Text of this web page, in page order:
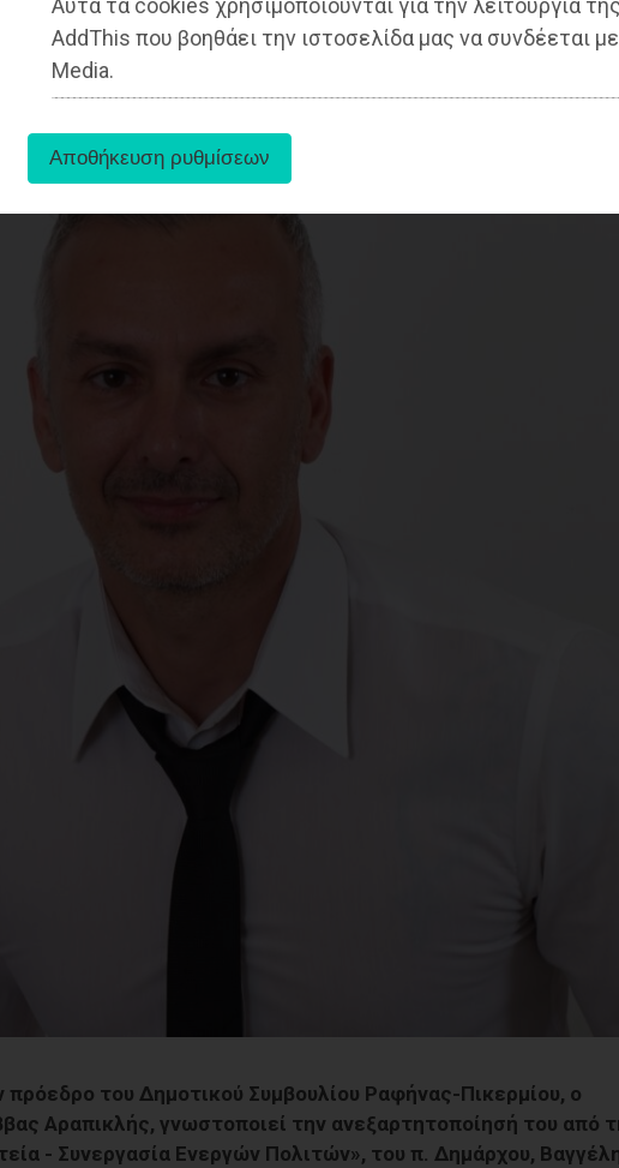
Αυτά τα cookies χρησιμοποιούνται για την λειτουργία
AddThis που βοηθάει την ιστοσελίδα μας να συνδέεται
Media.
του Δημοτικού Συμβουλίου Ραφήνας-Πικερμίου, ο
Αραπικλής, γνωστοποιεί την ανεξαρτητοποίησή του από
- Συνεργασία Ενεργών Πολιτών», του π. Δημάρχου,